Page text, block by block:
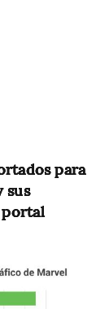
para
sus